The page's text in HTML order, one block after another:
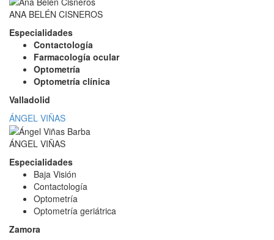
ANA BELÉN CISNEROS
Especialidades
Contactología
Farmacología ocular
Optometría
Optometría clínica
Valladolid
ÁNGEL VIÑAS
ÁNGEL VIÑAS
Especialidades
Baja Visión
Contactología
Optometría
Optometría geriátrica
Zamora